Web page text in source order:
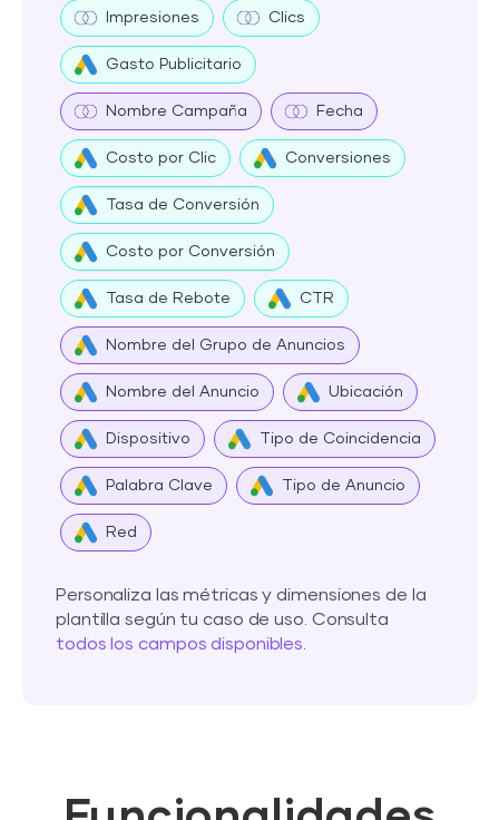
Impresiones Clics
Gasto Publicitario
Nombre Campaña Fecha
Costo por Clic Conversiones
Tasa de Conversión
Costo por Conversión
Tasa de Rebote CTR
Nombre del Grupo de Anuncios
Nombre del Anuncio Ubicación
Dispositivo Tipo de Coincidencia
Palabra Clave Tipo de Anuncio
Red
Personaliza las métricas y dimensiones de la
plantilla según tu caso de uso. Consulta
todos los campos disponibles